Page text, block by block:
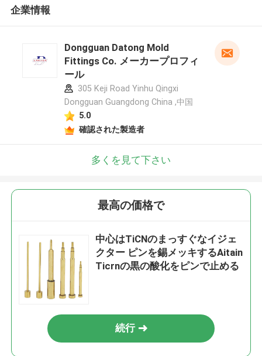
企業情報
Dongguan Datong Mold
Fittings Co. メーカープロフィ
ール
305 Keji Road Yinhu Qingxi
Dongguan Guangdong China ,中国
5.0
確認された製造者
多くを見て下さい
最高の価格で
中心はTiCNのまっすぐなイジェ
クター ピンを錫メッキするAitain
Ticrnの黒の酸化をピンで止める
続行